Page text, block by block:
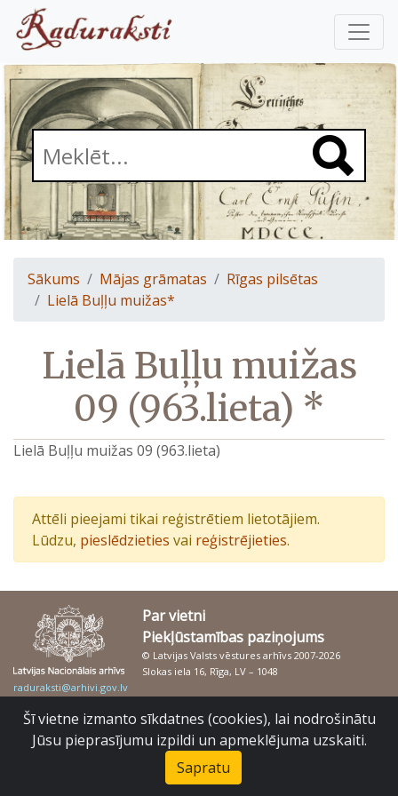
Sākums Mājas grāmatas
Rīgas pilsētas
Lielā Buļļu muižas*
Lielā Buļļu muižas
09 (963.lieta) *
Lielā Buļļu muižas 09 (963.lieta)
Attēli pieejami tikai reģistrētiem lietotājiem.
Lūdzu, pieslēdzieties vai reģistrējieties.
Par vietni
Piekļūstamības paziņojums
© Latvijas Valsts vēstures arhīvs 2007-2026
Slokas iela 16, Rīga, LV – 1048
raduraksti@arhivi.gov.lv
Šī vietne izmanto sīkdatnes (cookies), lai nodrošinātu
Jūsu pieprasījumu izpildi un apmeklējuma uzskaiti.
Sapratu